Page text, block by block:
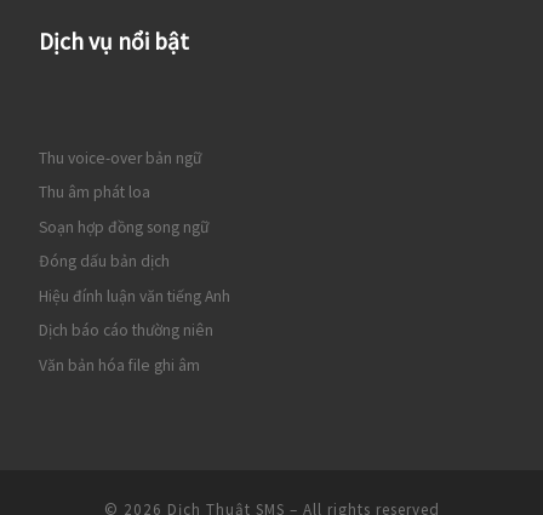
Dịch vụ nổi bật
Thu voice-over bản ngữ
Thu âm phát loa
Soạn hợp đồng song ngữ
Đóng dấu bản dịch
Hiệu đính luận văn tiếng Anh
Dịch báo cáo thường niên
Văn bản hóa file ghi âm
© 2026 Dịch Thuật SMS – All rights reserved